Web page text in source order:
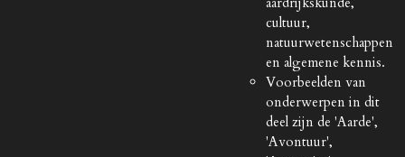
cultuur,
natuurwetenschappen
en algemene kennis.
Voorbeelden van
onderwerpen in dit
deel zijn de 'Aarde',
'Avontuur',